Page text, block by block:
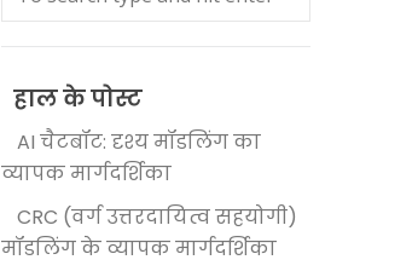
हाल के पोस्ट
AI चैटबॉट: दृश्य मॉडलिंग का
व्यापक मार्गदर्शिका
CRC (वर्ग उत्तरदायित्व सहयोगी)
मॉडलिंग के व्यापक मार्गदर्शिका